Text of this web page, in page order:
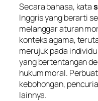
Secara bahasa, kata
Inggris yang berarti
melanggar aturan
konteks agama,
merujuk pada
yang bertentangan
hukum moral.
kebohongan,
lainnya.